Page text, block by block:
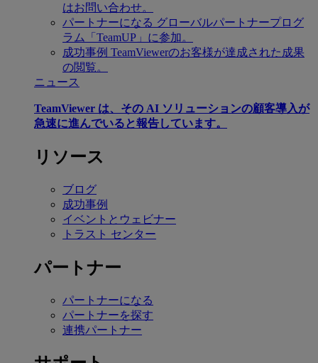
はお問い合わせ。
パートナーになる グローバルパートナープログ
ラム「TeamUP」に参加。
成功事例 TeamViewerのお客様が達成された成果
の閲覧。
ニュース
TeamViewer は、その AI ソリューションの顧客導入が
急速に進んでいると報告しています。
リソース
ブログ
成功事例
イベントとウェビナー
トラスト センター
パートナー
パートナーになる
パートナーを探す
連携パートナー